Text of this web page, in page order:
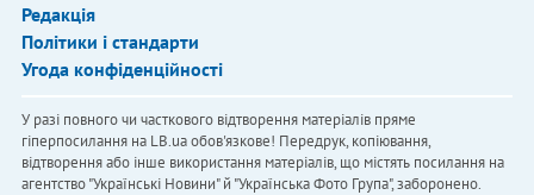
Редакція
Політики і стандарти
Угода конфіденційності
У разі повного чи часткового відтворення матеріалів пряме
гіперпосилання на LB.ua обов'язкове! Передрук, копіювання,
відтворення або інше використання матеріалів, що містять посилання на
агентство "Українськi Новини" й "Українська Фото Група", заборонено.